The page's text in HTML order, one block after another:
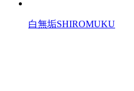
白無垢SHIROMUKU